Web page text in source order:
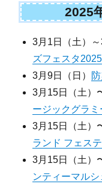
2025
3月1日（土）～
ズフェスタ2025
3月9日（日）
3月15日（土）
ージックグラ
3月15日（土）
ランド フェス
3月15日（土）
ンティーマルシ